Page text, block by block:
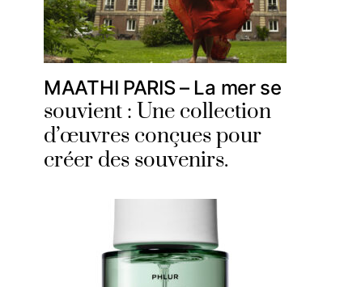
MAATHI PARIS – La mer se
souvient : Une collection
d’œuvres conçues pour
créer des souvenirs.